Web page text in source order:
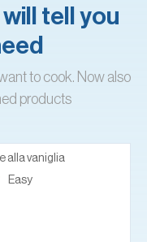
tell you
to cook. Now also
products
alla vaniglia
Easy